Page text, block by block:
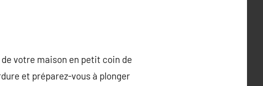
votre maison en petit coin de
et préparez-vous à plonger